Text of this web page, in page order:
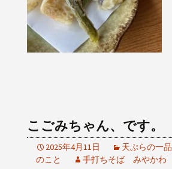
こごみちゃん、です。
2025年4月11日 天ぷらの一品
のこと
手打ちそば みやかわ